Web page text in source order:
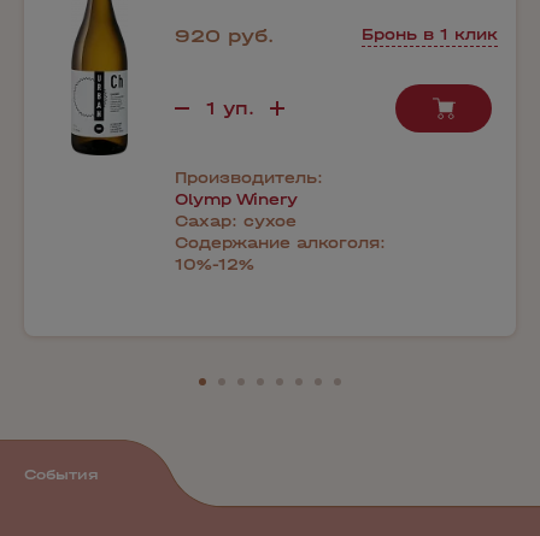
920 руб. Бронь в 1 клик
Производитель:
Olymp Winery
Сахар: сухое
Содержание алкоголя:
10%-12%
События